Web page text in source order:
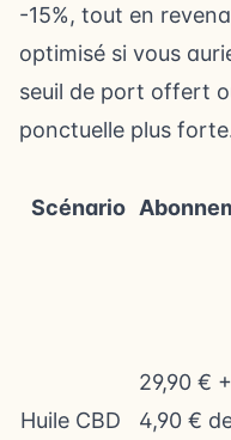
-15%, tout en
optimisé si vous
seuil de port offert
ponctuelle plus
Scénario
Huile CBD
29,90 € +
4,90 €